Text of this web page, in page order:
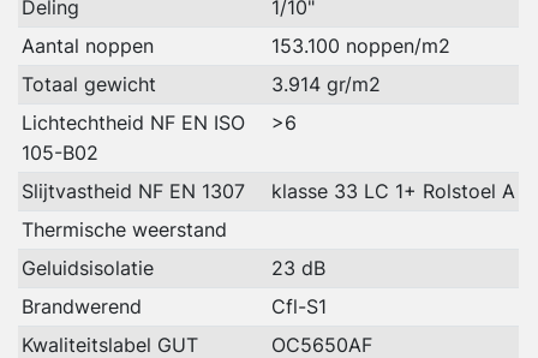
Deling
1/10"
Aantal noppen
153.100 noppen/m2
Totaal gewicht
3.914 gr/m2
Lichtechtheid NF EN ISO
105-B02
>6
Slijtvastheid NF EN 1307
klasse 33 LC 1+ Rolstoel A
Thermische weerstand
Geluidsisolatie
23 dB
Brandwerend
Cfl-S1
Kwaliteitslabel GUT
OC5650AF